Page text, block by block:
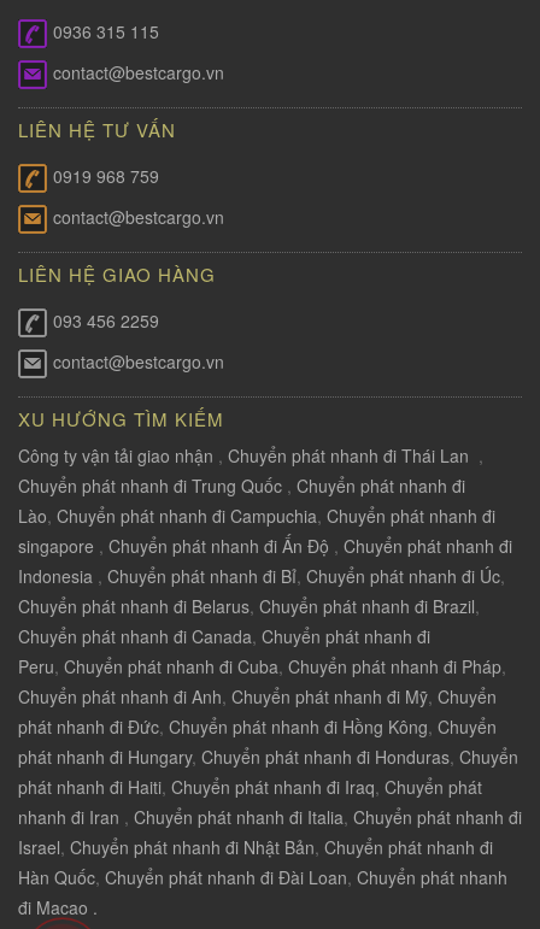
0936 315 115
contact@bestcargo.vn
LIÊN HỆ TƯ VẤN
0919 968 759
contact@bestcargo.vn
LIÊN HỆ GIAO HÀNG
093 456 2259
contact@bestcargo.vn
XU HƯỚNG TÌM KIẾM
Công ty vận tải giao nhận , Chuyển phát nhanh đi Thái Lan ,
Chuyển phát nhanh đi Trung Quốc , Chuyển phát nhanh đi
Lào, Chuyển phát nhanh đi Campuchia, Chuyển phát nhanh đi
singapore , Chuyển phát nhanh đi Ấn Độ , Chuyển phát nhanh đi
Indonesia , Chuyển phát nhanh đi Bỉ, Chuyển phát nhanh đi Úc,
Chuyển phát nhanh đi Belarus, Chuyển phát nhanh đi Brazil,
Chuyển phát nhanh đi Canada, Chuyển phát nhanh đi
Peru, Chuyển phát nhanh đi Cuba, Chuyển phát nhanh đi Pháp,
Chuyển phát nhanh đi Anh, Chuyển phát nhanh đi Mỹ, Chuyển
phát nhanh đi Đức, Chuyển phát nhanh đi Hồng Kông, Chuyển
phát nhanh đi Hungary, Chuyển phát nhanh đi Honduras, Chuyển
phát nhanh đi Haiti, Chuyển phát nhanh đi Iraq, Chuyển phát
nhanh đi Iran , Chuyển phát nhanh đi Italia, Chuyển phát nhanh đi
Israel, Chuyển phát nhanh đi Nhật Bản, Chuyển phát nhanh đi
Hàn Quốc, Chuyển phát nhanh đi Đài Loan, Chuyển phát nhanh
đi Macao .